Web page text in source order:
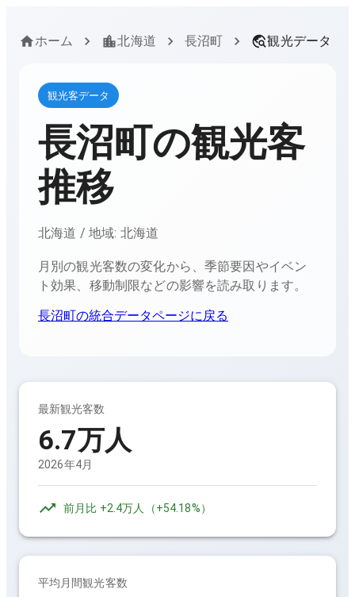
ホーム 北海道 長沼町 観光データ
観光客データ
長沼町の観光客
推移
北海道 / 地域: 北海道
月別の観光客数の変化から、季節要因やイベン
ト効果、移動制限などの影響を読み取ります。
長沼町の統合データページに戻る
最新観光客数
6.7万人
2026年4月
前月比 +2.4万人 （+54.18%）
平均月間観光客数